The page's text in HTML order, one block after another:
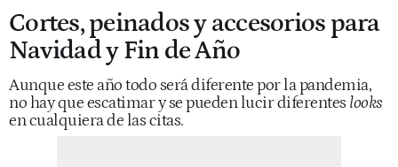
Cortes, peinados y accesorios para
Navidad y Fin de Año
Aunque este año todo será diferente por la pandemia,
no hay que escatimar y se pueden lucir diferentes looks
en cualquiera de las citas.